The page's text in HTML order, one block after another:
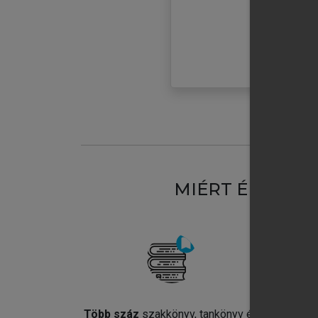
MIÉRT
Több száz szakkönyv, tankönyv és